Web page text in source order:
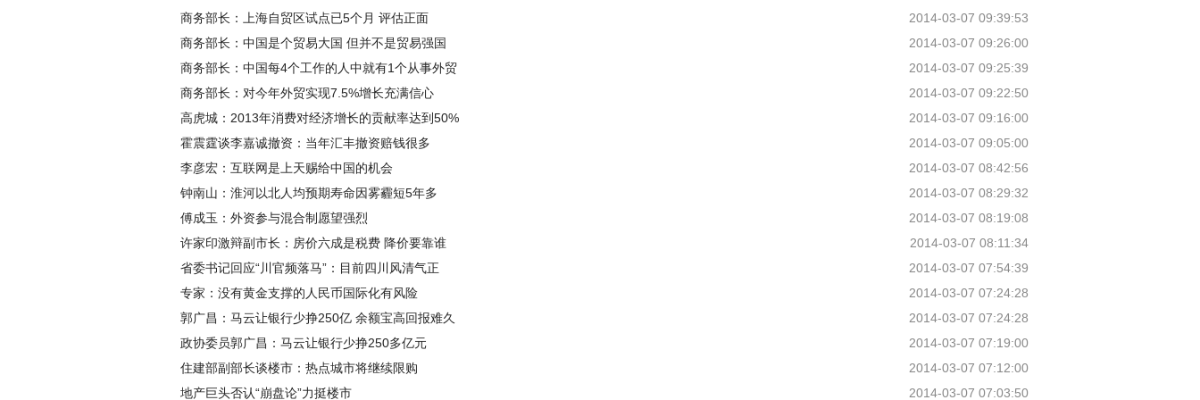
2014-03-07 09:39:53
商务部长：上海自贸区试点已5个月 评估正面
2014-03-07 09:26:00
商务部长：中国是个贸易大国 但并不是贸易强国
2014-03-07 09:25:39
商务部长：中国每4个工作的人中就有1个从事外贸
2014-03-07 09:22:50
商务部长：对今年外贸实现7.5%增长充满信心
2014-03-07 09:16:00
高虎城：2013年消费对经济增长的贡献率达到50%
2014-03-07 09:05:00
霍震霆谈李嘉诚撤资：当年汇丰撤资赔钱很多
2014-03-07 08:42:56
李彦宏：互联网是上天赐给中国的机会
2014-03-07 08:29:32
钟南山：淮河以北人均预期寿命因雾霾短5年多
2014-03-07 08:19:08
傅成玉：外资参与混合制愿望强烈
2014-03-07 08:11:34
许家印激辩副市长：房价六成是税费 降价要靠谁
2014-03-07 07:54:39
省委书记回应“川官频落马”：目前四川风清气正
2014-03-07 07:24:28
专家：没有黄金支撑的人民币国际化有风险
2014-03-07 07:24:28
郭广昌：马云让银行少挣250亿 余额宝高回报难久
2014-03-07 07:19:00
政协委员郭广昌：马云让银行少挣250多亿元
2014-03-07 07:12:00
住建部副部长谈楼市：热点城市将继续限购
2014-03-07 07:03:50
地产巨头否认“崩盘论”力挺楼市